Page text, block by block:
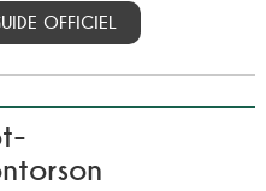
OFFICIEL